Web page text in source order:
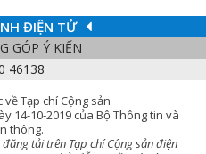
ĐIỆN TỬ
GÓP Ý KIẾN
46138
Tạp chí Cộng sản
14-10-2019 của Bộ Thông tin và
thông.
tải trên Tạp chí Cộng sản điện